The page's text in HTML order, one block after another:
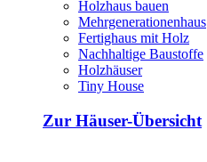
Holzhaus bauen
Mehrgenerationenhaus
Fertighaus mit Holz
Nachhaltige Baustoffe
Holzhäuser
Tiny House
Zur Häuser-Übersicht